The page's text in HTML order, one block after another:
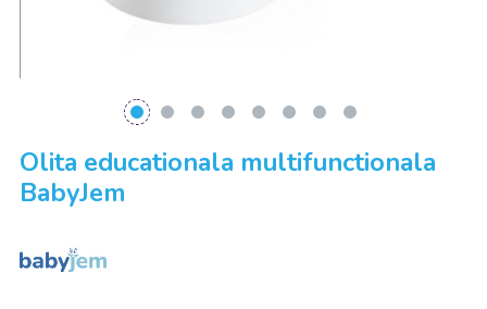
Olita educationala multifunctionala
BabyJem